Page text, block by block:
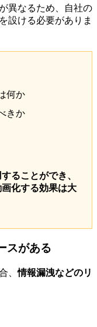
異なるため、自社の
設ける必要がありま
何か
きか
ることができ、
化する効果は大
スがある
、情報漏洩などのリ